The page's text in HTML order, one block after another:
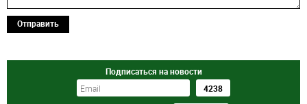
Отправить
Подписаться на новости